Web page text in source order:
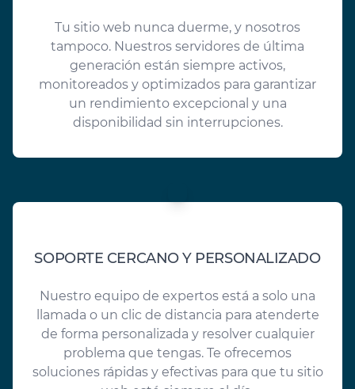
Tu sitio web nunca duerme, y nosotros
tampoco. Nuestros servidores de última
generación están siempre activos,
monitoreados y optimizados para garantizar
un rendimiento excepcional y una
disponibilidad sin interrupciones.
SOPORTE CERCANO Y PERSONALIZADO
Nuestro equipo de expertos está a solo una
llamada o un clic de distancia para atenderte
de forma personalizada y resolver cualquier
problema que tengas. Te ofrecemos
soluciones rápidas y efectivas para que tu sitio